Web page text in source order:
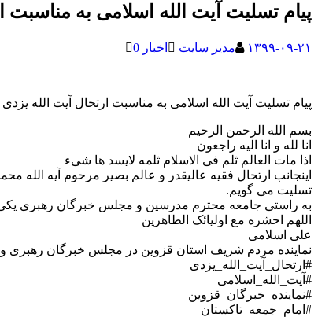
پیام تسلیت آیت الله اسلامی به مناسبت
۱۳۹۹-۰۹-۲۱ مدیر سایت اخبار 0
پیام تسلیت آیت الله اسلامی به مناسبت ارتحال آیت الله یزدی
بسم الله الرحمن الرحیم
انا لله و انا الیه راجعون
اذا مات العالم ثلم فی الاسلام ثلمه لایسد ها شیء
اینجانب ارتحال فقیه عالیقدر و عالم بصیر مرحوم آیه
تسلیت می گویم.
به راستی جامعه محترم مدرسین و مجلس خبرگان رهبری
اللهم احشره مع اولیائک الطاهرین
علی اسلامی
نماینده مردم شریف استان قزوین در مجلس خبرگان رهبری و
#ارتحال_آیت_الله_یزدی
#آیت_الله_اسلامی
#نماینده_خبرگان_قزوین
#امام_جمعه_تاکستان